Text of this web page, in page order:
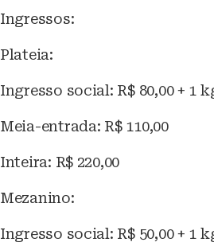
Ingressos:
Plateia:
Ingresso social: R$ 80,00 + 1
Meia-entrada: R$ 110,00
Inteira: R$ 220,00
Mezanino:
Ingresso social: R$ 50,00 + 1